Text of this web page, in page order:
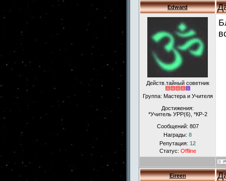
Edward
Действ.тайный советник
Группа: Мастера и Учителя
Достижения:
*Учитель УРР(6), *КР-2
Сообщений: 807
Награды: 8
Репутация: 12
Статус: Offline
Eireen